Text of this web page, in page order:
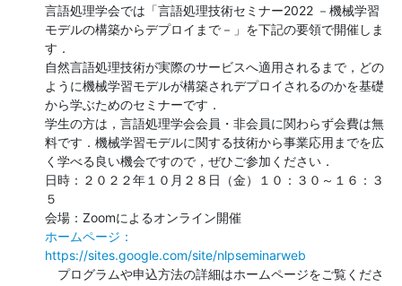
言語処理学会では「言語処理技術セミナー2022 －機械学習
モデルの構築からデプロイまで－」を下記の要領で開催しま
す．
自然言語処理技術が実際のサービスへ適用されるまで，どの
ように機械学習モデルが構築されデプロイされるのかを基礎
から学ぶためのセミナーです．
学生の方は，言語処理学会会員・非会員に関わらず会費は無
料です．機械学習モデルに関する技術から事業応用までを広
く学べる良い機会ですので，ぜひご参加ください．
日時：２０２２年１０月２８日（金）１０：３０～１６：３
５
ホームページ：
https://sites.google.com/site/nlpseminarweb
プログラムや申込方法の詳細はホームページをご覧くださ